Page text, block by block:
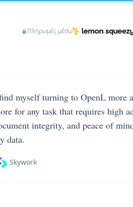
Πληρωμές μέσω
myself turning to OpenL more
for any task that requires high
integrity, and peace of
data.
Skywork